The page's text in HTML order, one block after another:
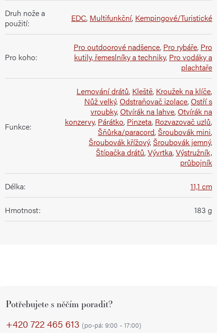
Druh nože a
použití: EDC, Multifunkční, Kempingové/Turistické
Pro koho:
Pro outdoorové nadšence, Pro rybáře, Pro
kutily, řemeslníky a techniky, Pro vodáky a
plachtaře
Funkce:
Lemování drátů, Kleště, Kroužek na klíče,
Nůž velký,Odstraňovač izolace,Ostří s
vroubky,Otvírák na lahve,Otvírák na
konzervy, Párátko, Pinzeta, Rozvazovač uzlů,
Šňůrka/paracord, Šroubovák mini,
Šroubovák křížový, Šroubovák jemný,
Štípačka drátů,Vývrtka,Výstružník,
průbojník
Délka: 11,1 cm
Hmotnost: 183 g
Potřebujete s něčím poradit?
+420 722 465 613 (po-pá: 9:00 - 17:00)